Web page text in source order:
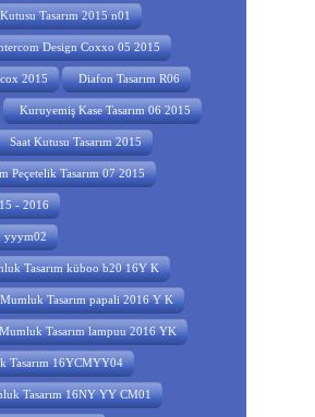
Tasarım 2015 n01
Design Coxxo 05 2015
2015 Diafon Tasarım R06
Kuruyemiş Kase Tasarım 06 2015
Saat Kutusu Tasarım 2015
Peçetelik Tasarım 07 2015
- 2016
yyym02
Tasarım küboo b20 16Y K
Tasarım papali 2016 Y K
Tasarım lampuu 2016 YK
Tasarım 16YCMYY04
Tasarım 16NY YY CM01